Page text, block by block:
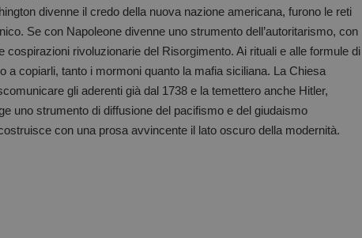
divenne il credo della nuova nazione americana, furono le reti
Se con Napoleone divenne uno strumento dell’autoritarismo, con
cospirazioni rivoluzionarie del Risorgimento. Ai rituali e alle formule di
a copiarli, tanto i mormoni quanto la mafia siciliana. La Chiesa
gli aderenti già dal 1738 e la temettero anche Hitler,
uno strumento di diffusione del pacifismo e del giudaismo
con una prosa avvincente il lato oscuro della modernità.